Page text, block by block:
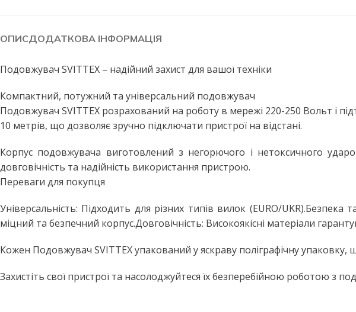
Філаментні лампи
Декоративні лампи
Інфрачервоні лампи
ВУЛИЧНЕ ОСВІТЛЕННЯ
Вуличні світильники
Вуличні ліхтарі
Вулична гірлянда
ДАТЧИКИ РУХУ ТА
Стельові світильники з пультом
Бра та настінні світильники
Підвісні світильники
Меблеві світильники
Споти
ПРОМИСЛОВЕ ОСВІТЛЕННЯ
Лінійні світильники
Промислові світильники підвісні
Переносні лампи
LED модулі
ОПИСДОДАТКОВА ІНФОРМАЦІЯ
Подовжувач SVITTEX – надійний захист для вашої техніки
Компактний, потужний та універсальний подовжувач
Подовжувач SVITTEX розрахований на роботу в мережі 220-250 Вольт і
10 метрів, що дозволяє зручно підключати пристрої на відстані.
Корпус подовжувача виготовлений з негорючого і нетоксичного
довговічність та надійність використання пристрою.
Переваги для покупця
Універсальність: Підходить для різних типів вилок (EURO/
міцний та безпечний корпус.Довговічність: Високоякісні матеріали
Кожен Подовжувач SVITTEX упакований у яскраву поліграфічну
Захистіть свої пристрої та насолоджуйтеся їх безперебійною роботою з